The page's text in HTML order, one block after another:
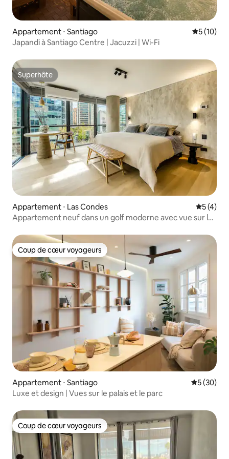
Appartement ⋅ Santiago
5 (10)
Japandi à Santiago Centre | Jacuzzi | Wi-Fi
Superhôte
Superhôte
Appartement ⋅ Las Condes
5 (4)
Appartement neuf dans un golf moderne avec vue sur la
Coup de cœur voyageurs
Coup de cœur voyageurs
Appartement ⋅ Santiago
5 (30)
Luxe et design | Vues sur le palais et le parc
Coup de cœur voyageurs
Coup de cœur voyageurs